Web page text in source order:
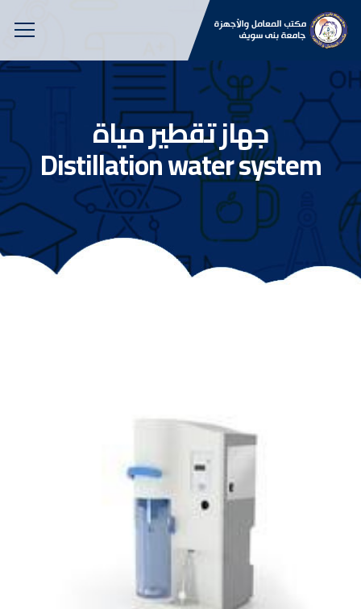
جهاز تقطير مياة
Distillation water system